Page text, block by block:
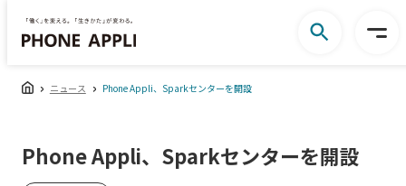
ニュース Phone Appli、Sparkセンターを開設
Phone Appli、Sparkセンターを開設